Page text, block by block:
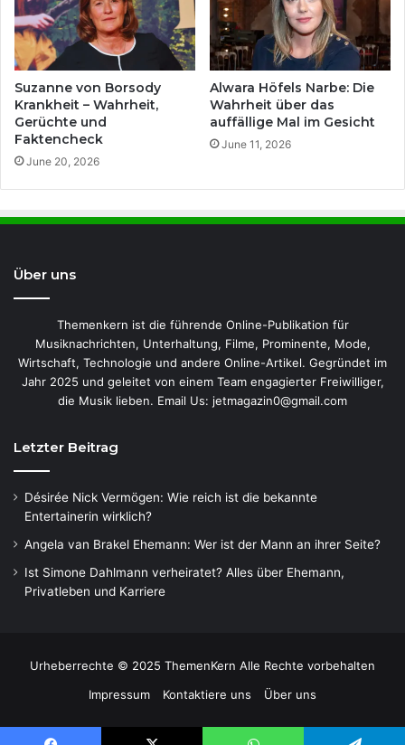
Suzanne von Borsody
Krankheit – Wahrheit,
Gerüchte und
Faktencheck
June 20, 2026
Alwara Höfels Narbe: Die
Wahrheit über das
auffällige Mal im Gesicht
June 11, 2026
Über uns
Themenkern ist die führende Online-Publikation für
Musiknachrichten, Unterhaltung, Filme, Prominente, Mode,
Wirtschaft, Technologie und andere Online-Artikel. Gegründet im
Jahr 2025 und geleitet von einem Team engagierter Freiwilliger,
die Musik lieben. Email Us: jetmagazin0@gmail.com
Letzter Beitrag
Désirée Nick Vermögen: Wie reich ist die bekannte
Entertainerin wirklich?
Angela van Brakel Ehemann: Wer ist der Mann an ihrer Seite?
Ist Simone Dahlmann verheiratet? Alles über Ehemann,
Privatleben und Karriere
Urheberrechte © 2025 ThemenKern Alle Rechte vorbehalten
Impressum
Kontaktiere uns Über uns